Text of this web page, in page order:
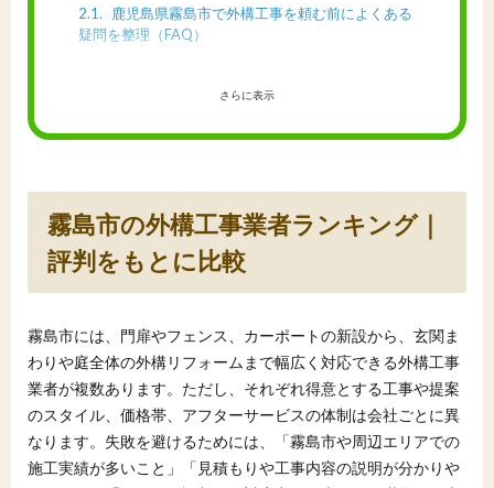
2.1
鹿児島県霧島市で外構工事を頼む前によくある
疑問を整理（FAQ）
さらに表示
霧島市の外構工事業者ランキング｜
評判をもとに比較
霧島市には、門扉やフェンス、カーポートの新設から、玄関ま
わりや庭全体の外構リフォームまで幅広く対応できる外構工事
業者が複数あります。ただし、それぞれ得意とする工事や提案
のスタイル、価格帯、アフターサービスの体制は会社ごとに異
なります。失敗を避けるためには、「霧島市や周辺エリアでの
施工実績が多いこと」「見積もりや工事内容の説明が分かりや